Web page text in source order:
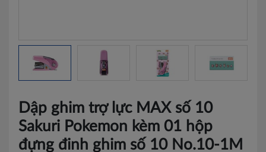
Dập ghim trợ lực MAX số 10
Sakuri Pokemon kèm 01 hộp
đựng đinh ghim số 10 No.10-1M